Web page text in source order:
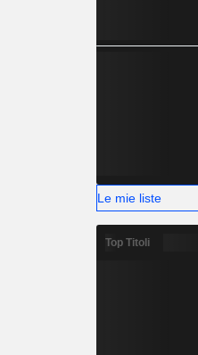
Le mie liste
Top Titoli